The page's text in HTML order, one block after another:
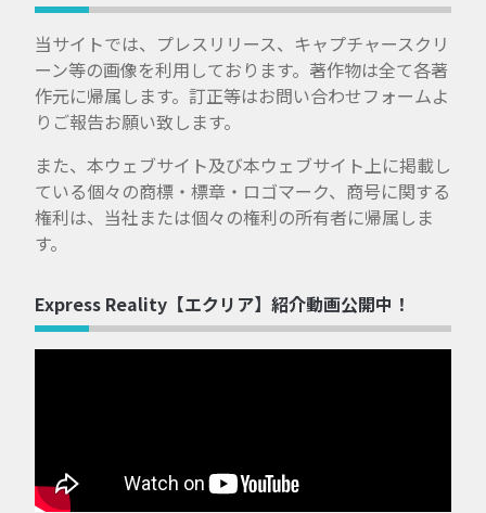
当サイトでは、プレスリリース、キャプチャースクリ
ーン等の画像を利用しております。著作物は全て各著
作元に帰属します。訂正等はお問い合わせフォームよ
りご報告お願い致します。
また、本ウェブサイト及び本ウェブサイト上に掲載し
ている個々の商標・標章・ロゴマーク、商号に関する
権利は、当社または個々の権利の所有者に帰属しま
す。
Express Reality【エクリア】紹介動画公開中！